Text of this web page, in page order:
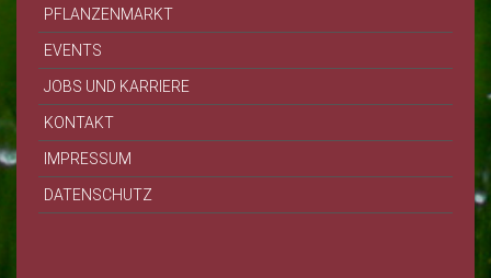
PFLANZENMARKT
EVENTS
JOBS UND KARRIERE
KONTAKT
IMPRESSUM
DATENSCHUTZ